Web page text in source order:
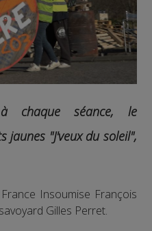
chaque séance, le
jaunes "J'veux du soleil",
Insoumise François
Gilles Perret.